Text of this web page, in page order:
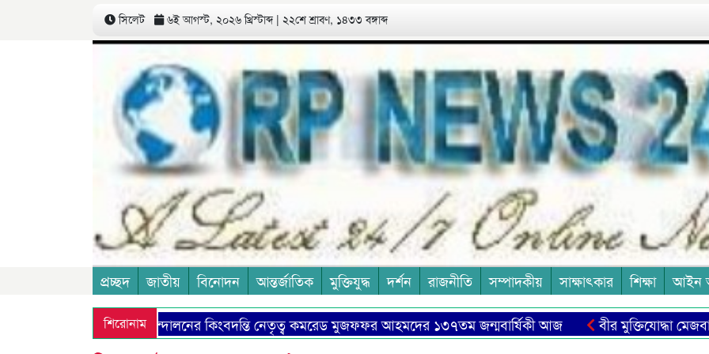
সিলেট ৬ই আগস্ট, ২০২৬ খ্রিস্টাব্দ | ২২শে শ্রাবণ, ১৪৩৩ বঙ্গাব্দ
প্রচ্ছদ জাতীয় বিনোদন আন্তর্জাতিক মুক্তিযুদ্ধ দর্শন রাজনীতি সম্পাদকীয় সাক্ষাৎকার শিক্ষা আইন
শিরোনাম
কমিউনিষ্ট আন্দোলনের কিংবদন্তি নেতৃত্ব কমরেড মুজফ্ফর আহমদের ১৩৭তম জন্মবার্ষিকী আজ বীর মুক্তিযোদ্ধা মেজবাহ